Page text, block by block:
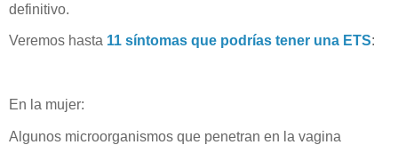
definitivo.
Veremos hasta 11 síntomas que podrías tener una ETS:
En la mujer:
Algunos microorganismos que penetran en la vagina